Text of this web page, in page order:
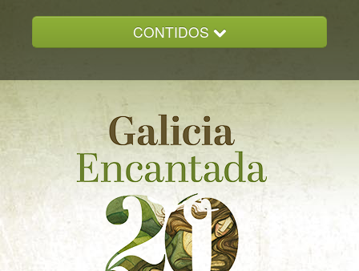
CONTIDOS
GALICIA ENCANTADA
DOCUMENTACION
NOVAS
CONTACTO